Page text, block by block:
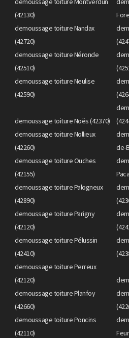
(42130)
demoussage toiture Nandax
(42720)
demoussage toiture Néronde
(42510)
demoussage toiture Neulise
(42590)
demoussage toiture Noës (42370)
demoussage toiture Nollieux
(42260)
de-
demoussage toiture Ouches
(42155)
demoussage toiture Palogneux
(42890)
demoussage toiture Parigny
(42120)
demoussage toiture Pélussin
(42410)
demoussage toiture Perreux
(42120)
demoussage toiture Planfoy
(42660)
demoussage toiture Poncins
(42110)